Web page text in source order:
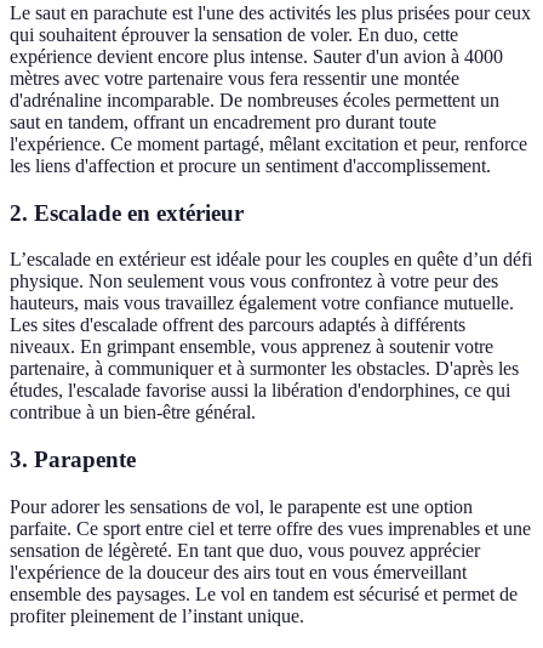
Le saut en parachute est l'une des activités les plus prisées pour ceux
qui souhaitent éprouver la sensation de voler. En duo, cette
expérience devient encore plus intense. Sauter d'un avion à 4000
mètres avec votre partenaire vous fera ressentir une montée
d'adrénaline incomparable. De nombreuses écoles permettent un
saut en tandem, offrant un encadrement pro durant toute
l'expérience. Ce moment partagé, mêlant excitation et peur, renforce
les liens d'affection et procure un sentiment d'accomplissement.
2. Escalade en extérieur
L’escalade en extérieur est idéale pour les couples en quête d’un défi
physique. Non seulement vous vous confrontez à votre peur des
hauteurs, mais vous travaillez également votre confiance mutuelle.
Les sites d'escalade offrent des parcours adaptés à différents
niveaux. En grimpant ensemble, vous apprenez à soutenir votre
partenaire, à communiquer et à surmonter les obstacles. D'après les
études, l'escalade favorise aussi la libération d'endorphines, ce qui
contribue à un bien-être général.
3. Parapente
Pour adorer les sensations de vol, le parapente est une option
parfaite. Ce sport entre ciel et terre offre des vues imprenables et une
sensation de légèreté. En tant que duo, vous pouvez apprécier
l'expérience de la douceur des airs tout en vous émerveillant
ensemble des paysages. Le vol en tandem est sécurisé et permet de
profiter pleinement de l’instant unique.